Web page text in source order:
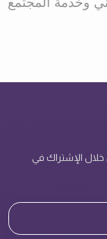
خلال الإشتراك في